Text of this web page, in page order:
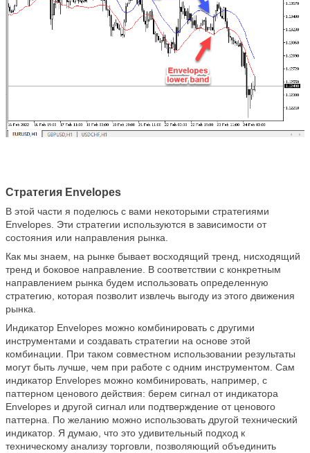
Стратегия Envelopes
В этой части я поделюсь с вами некоторыми стратегиями
Envelopes. Эти стратегии используются в зависимости от
состояния или направления рынка.
Как мы знаем, на рынке бывает восходящий тренд, нисходящий
тренд и боковое направление. В соответствии с конкретным
направлением рынка будем использовать определенную
стратегию, которая позволит извлечь выгоду из этого движения
рынка.
Индикатор Envelopes можно комбинировать с другими
инструментами и создавать стратегии на основе этой
комбинации. При таком совместном использовании результаты
могут быть лучше, чем при работе с одним инструментом. Сам
индикатор Envelopes можно комбинировать, например, с
паттерном ценового действия: берем сигнал от индикатора
Envelopes и другой сигнал или подтверждение от ценового
паттерна. По желанию можно использовать другой технический
индикатор. Я думаю, что это удивительный подход к
техническому анализу торговли, позволяющий объединить